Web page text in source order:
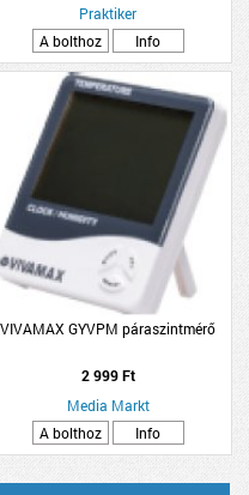
Praktiker
A bolthoz
Info
VIVAMAX GYVPM páraszintmérő
2 999 Ft
Media Markt
A bolthoz
Info